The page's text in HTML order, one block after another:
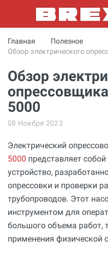
Главная
Полезное
Обзор электрического
Обзор
опрессовщика
5000
08 Ноября 2023
Электрический
5000 представляет
устройство,
опрессовки и проверки
трубопроводов. Этот
инструментом для
большого объема работ,
применения физической